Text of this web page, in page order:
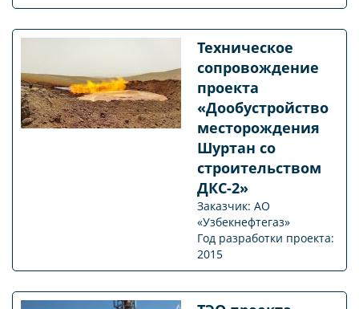
Техническое
сопровождение
проекта
«Дообустройство
месторождения
Шуртан со
строительством
ДКС-2»
Заказчик: АО
«Узбекнефтегаз»
Год разработки проекта:
2015